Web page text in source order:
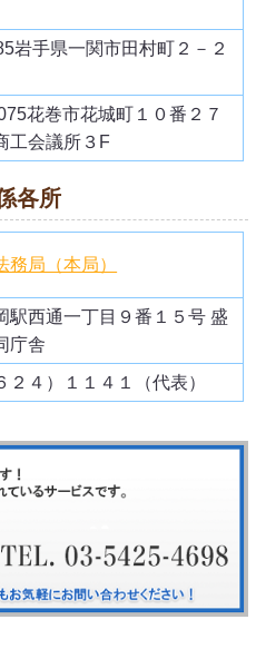
岩手県一関市田村町２－２
花巻市花城町１０番２７
会議所３F
各所
務局（本局）
駅西通一丁目９番１５号 盛
庁舎
２４）１１４１（代表）